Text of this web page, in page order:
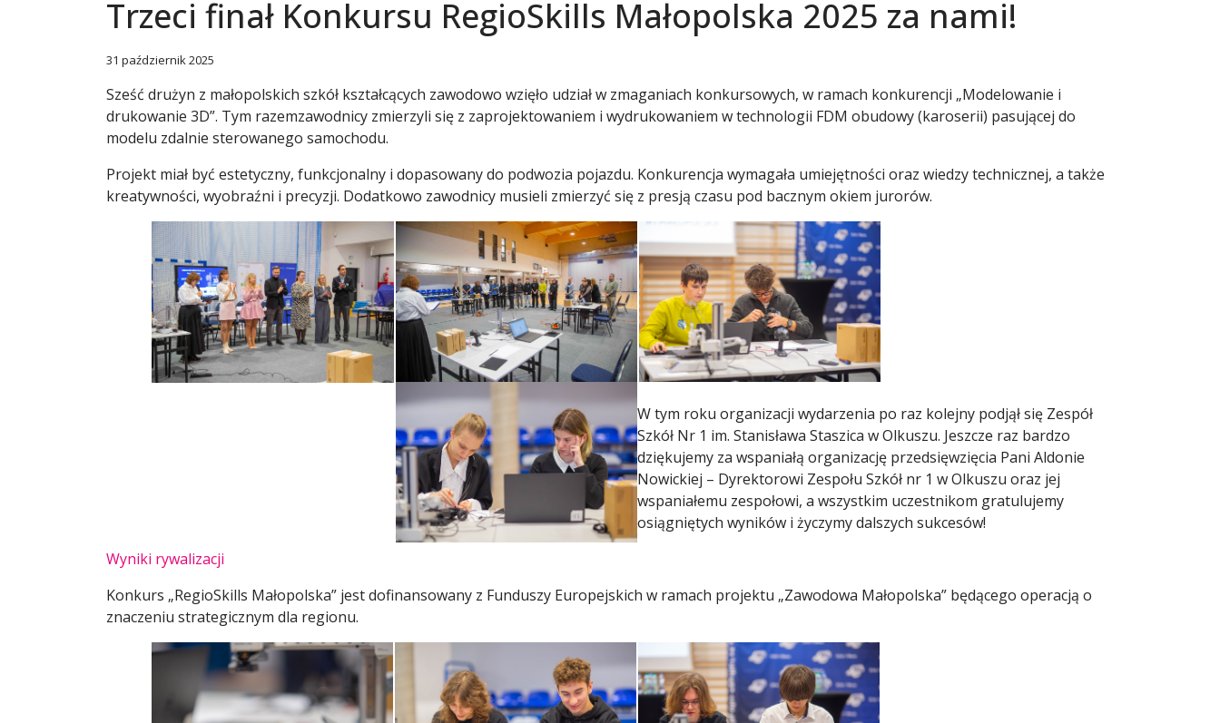
Trzeci finał Konkursu RegioSkills Małopolska 2025 za nami!
31 październik 2025
Sześć drużyn z małopolskich szkół kształcących zawodowo wzięło udział w zmaganiach konkursowych, w ramach konkurencji „Modelowanie i
drukowanie 3D”. Tym razemzawodnicy zmierzyli się z zaprojektowaniem i wydrukowaniem w technologii FDM obudowy (karoserii) pasującej do
modelu zdalnie sterowanego samochodu.
Projekt miał być estetyczny, funkcjonalny i dopasowany do podwozia pojazdu. Konkurencja wymagała umiejętności oraz wiedzy technicznej, a także
kreatywności, wyobraźni i precyzji. Dodatkowo zawodnicy musieli zmierzyć się z presją czasu pod bacznym okiem jurorów.
W tym roku organizacji wydarzenia po raz kolejny podjął się Zespół
Szkół Nr 1 im. Stanisława Staszica w Olkuszu. Jeszcze raz bardzo
dziękujemy za wspaniałą organizację przedsięwzięcia Pani Aldonie
Nowickiej – Dyrektorowi Zespołu Szkół nr 1 w Olkuszu oraz jej
wspaniałemu zespołowi, a wszystkim uczestnikom gratulujemy
osiągniętych wyników i życzymy dalszych sukcesów!
Wyniki rywalizacji
Konkurs „RegioSkills Małopolska” jest dofinansowany z Funduszy Europejskich w ramach projektu „Zawodowa Małopolska” będącego operacją o
znaczeniu strategicznym dla regionu.